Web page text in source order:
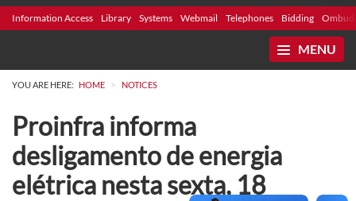
Information Access Library Systems Webmail Telephones Bidding
MENU
YOU ARE HERE: HOME > NOTICES
Proinfra informa
desligamento de energia
elétrica nesta sexta, 18